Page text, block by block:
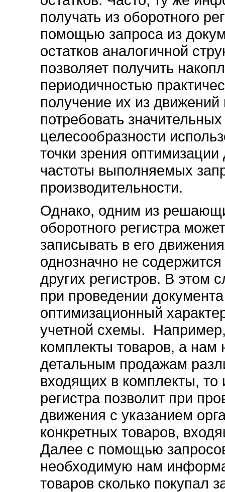
получать из оборотного
помощью запроса из
остатков аналогичной
позволяет получить
периодичностью
получение их из
потребовать
целесообразности
точки зрения
частоты выполняемых
производительности.
Однако, одним из
оборотного регистра
записывать в его
однозначно не
других регистров. В этом
при проведении
оптимизационный
учетной схемы.
комплекты товаров, а нам
детальным продажам
входящих в комплекты, то
регистра позволит при
движения с указанием
конкретных товаров,
Далее с помощью
необходимую нам
товаров сколько покупал